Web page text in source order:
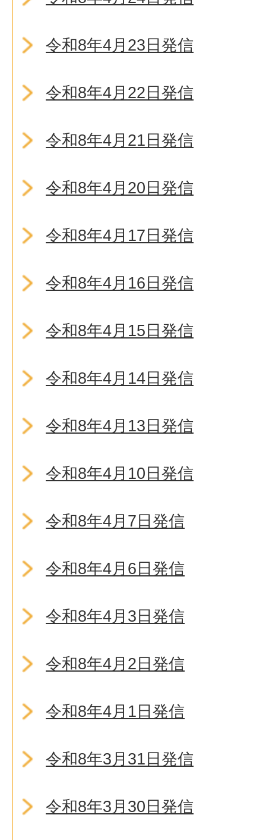
令和8年4月23日発信
令和8年4月22日発信
令和8年4月21日発信
令和8年4月20日発信
令和8年4月17日発信
令和8年4月16日発信
令和8年4月15日発信
令和8年4月14日発信
令和8年4月13日発信
令和8年4月10日発信
令和8年4月7日発信
令和8年4月6日発信
令和8年4月3日発信
令和8年4月2日発信
令和8年4月1日発信
令和8年3月31日発信
令和8年3月30日発信